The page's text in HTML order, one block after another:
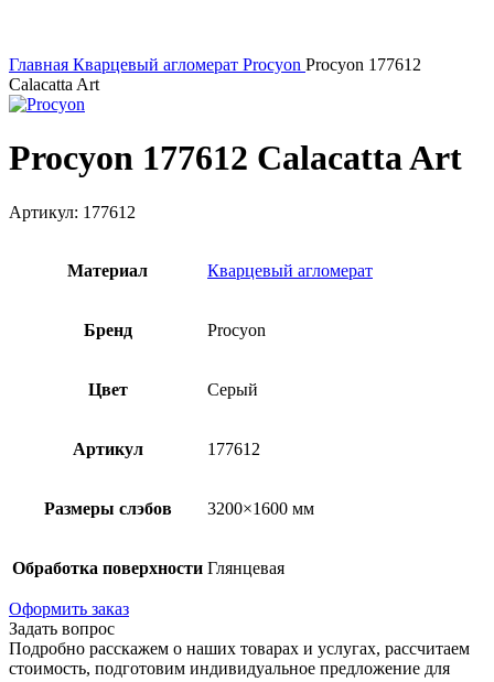
Главная Кварцевый агломерат Procyon Procyon 177612
Calacatta Art
Procyon 177612 Calacatta Art
Артикул: 177612
Материал Кварцевый агломерат
Бренд Procyon
Цвет Серый
Артикул 177612
Размеры слэбов 3200×1600 мм
Обработка поверхности Глянцевая
Оформить заказ
Задать вопрос
Подробно расскажем о наших товарах и услугах, рассчитаем
стоимость, подготовим индивидуальное предложение для